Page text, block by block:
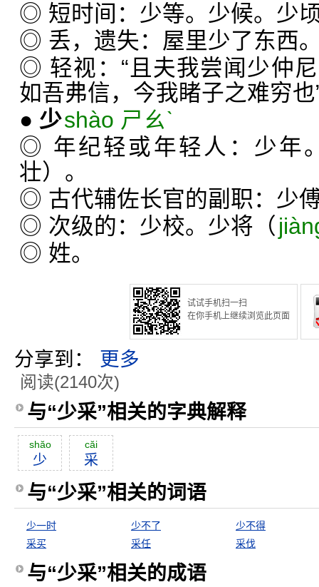
◎ 短时间：少等。少候。少
◎ 丢，遗失：屋里少了东西
◎ 轻视：“且夫我尝闻少仲
如吾弗信，今我睹子之难穷也
● 少shào ㄕㄠˋ
◎ 年纪轻或年轻人：少年
壮）。
◎ 古代辅佐长官的副职：少
◎ 次级的：少校。少将（
◎ 姓。
试试手机扫一扫
在你手机上继续浏览此页面
分享到： 更多
阅读(2140次)
与“少采”相关的字典解释
shăo
少
căi
采
与“少采”相关的词语
少一时 少不了
少不得
采买
采任 采伐
与“少采”相关的成语